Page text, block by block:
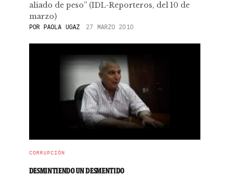
aliado de peso” (IDL-Reporteros, del 10 de
marzo)
PORPAOLA UGAZ 27 MARZO 2010
CORRUPCIÓN
DESMINTIENDO UN DESMENTIDO